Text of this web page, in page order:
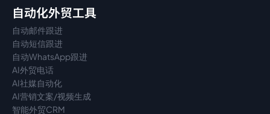
自动化外贸工具
自动邮件跟进
自动短信跟进
自动WhatsApp跟进
AI外贸电话
AI社媒自动化
AI营销文案/视频生成
智能外贸CRM